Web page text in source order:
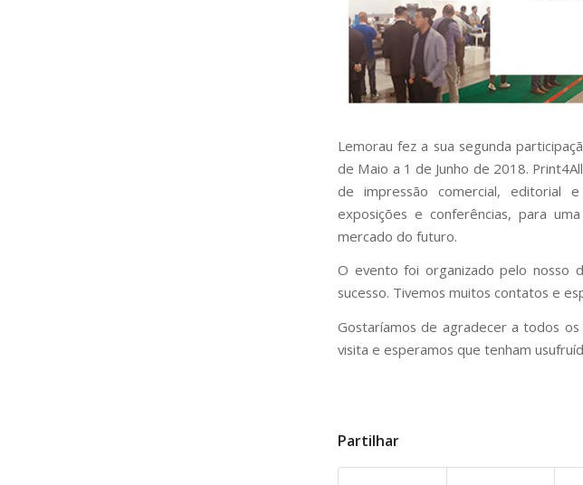
Lemorau fez a sua segunda
de Maio a 1 de Junho de 2018.
de impressão comercial, editorial
exposições e conferências, para
mercado do futuro.
O evento foi organizado pelo nosso
sucesso. Tivemos muitos contatos e
Gostaríamos de agradecer a todos
visita e esperamos que tenham
Partilhar